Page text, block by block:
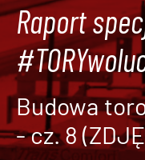
Raport
Budowa
- cz. 8